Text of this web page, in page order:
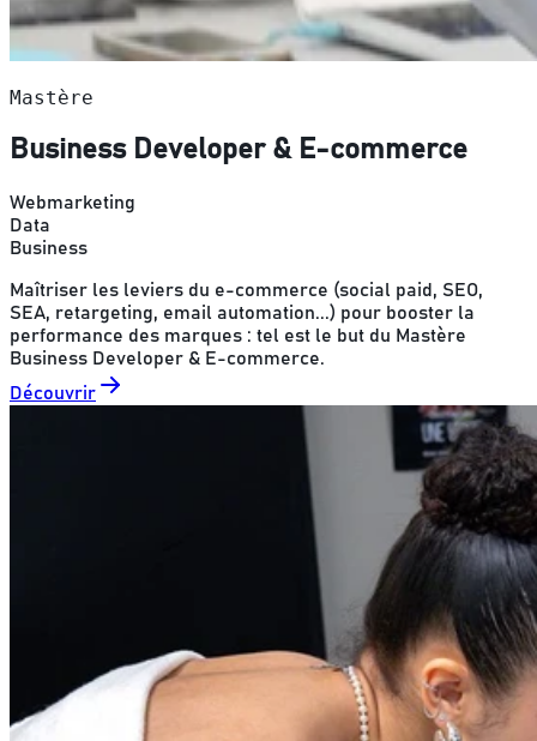
Mastère
Business Developer & E-commerce
Webmarketing
Data
Business
Maîtriser les leviers du e-commerce (social paid, SEO,
SEA, retargeting, email automation...) pour booster la
performance des marques : tel est le but du Mastère
Business Developer & E-commerce.
Découvrir